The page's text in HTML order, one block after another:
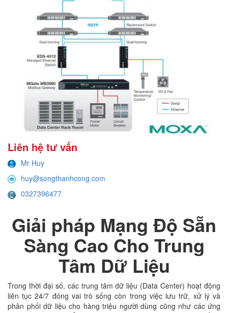
Liên hệ tư vấn
Mr Huy
huy@songthanhcong.com
0327396477
Giải pháp Mạng Độ Sẵn
Sàng Cao Cho Trung
Tâm Dữ Liệu
Trong thời đại số, các trung tâm dữ liệu (Data Center) hoạt động
liên tục 24/7 đóng vai trò sống còn trong việc lưu trữ, xử lý và
phân phối dữ liệu cho hàng triệu người dùng cũng như các ứng